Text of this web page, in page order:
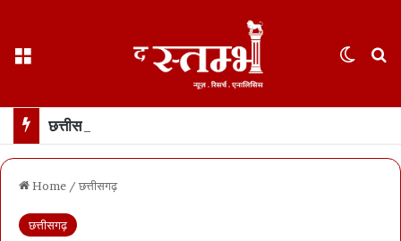
Home / छत्तीसगढ़
छत्तीसगढ़